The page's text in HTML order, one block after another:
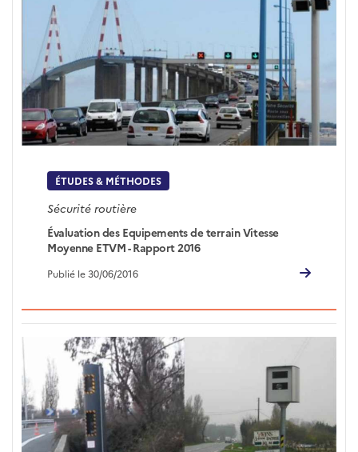
ÉTUDES & MÉTHODES
Sécurité routière
Évaluation des Equipements de terrain Vitesse
Moyenne ETVM - Rapport 2016
Publié le 30/06/2016